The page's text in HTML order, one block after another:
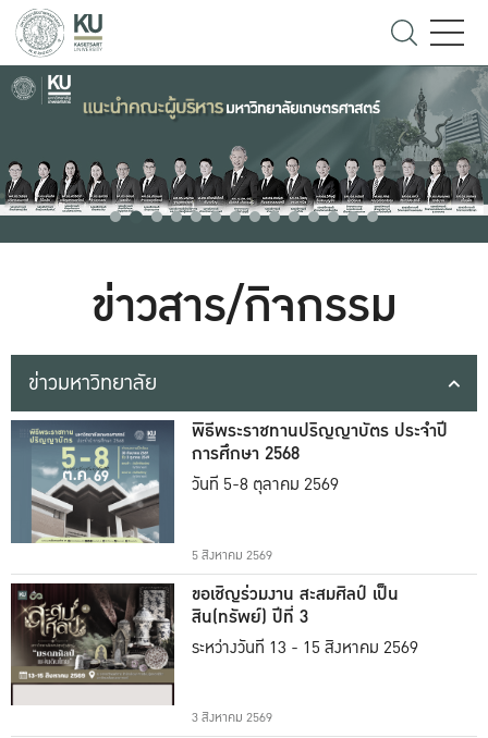
ข่าวสาร/กิจกรรม
ข่าวมหาวิทยาลัย
พิธีพระราชทานปริญญาบัตร ประจำปี
การศึกษา 2568
วันที่ 5-8 ตุลาคม 2569
5 สิงหาคม 2569
ขอเชิญร่วมงาน สะสมศิลป์ เป็น
สิน(ทรัพย์) ปีที่ 3
ระหว่างวันที่ 13 - 15 สิงหาคม 2569
3 สิงหาคม 2569